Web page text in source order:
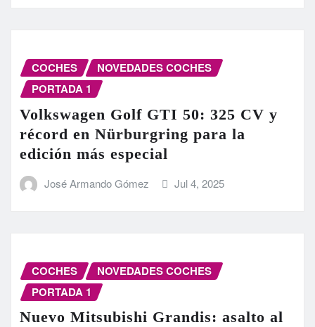
COCHES
NOVEDADES COCHES
PORTADA 1
Volkswagen Golf GTI 50: 325 CV y
récord en Nürburgring para la
edición más especial
José Armando Gómez Jul 4, 2025
COCHES
NOVEDADES COCHES
PORTADA 1
Nuevo Mitsubishi Grandis: asalto al